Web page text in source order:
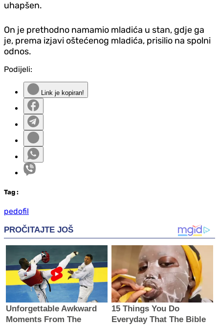
uhapšen.
On je prethodno namamio mladića u stan, gdje ga
je, prema izjavi oštećenog mladića, prisilio na spolni
odnos.
Podijeli:
Link je kopiran!
Tag :
pedofil